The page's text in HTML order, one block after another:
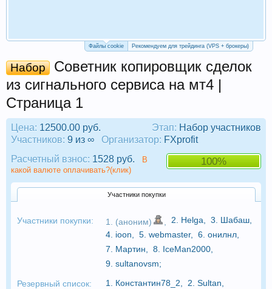
Файлы cookie Рекомендуем для трейдинга (VPS + брокеры)
Набор
Советник копировщик сделок
из сигнального сервиса на мт4 |
Страница 1
Этап: Набор участников
Цена: 12500.00 руб.
Участников: 9 из ∞ Организатор: FXprofit
100%
Расчетный взнос: 1528 руб.
В
какой валюте оплачивать?(клик)
Участники покупки
Участники покупки: 1. (аноним) 2. Helga 3. Шабаш
4. ioon 5. webmaster, 6. онилнл
7. Мартин 8. IceMan2000
9. sultanovsm;
Резервный список: 1. Константин78_2 2. Sultan